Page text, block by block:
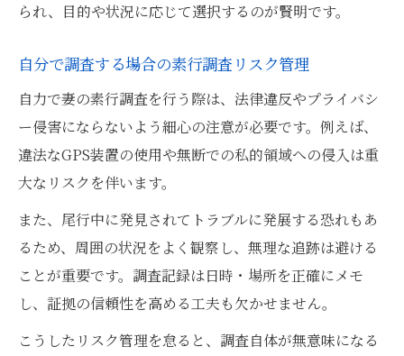
られ、目的や状況に応じて選択するのが賢明です。
自分で調査する場合の素行調査リスク管理
自力で妻の素行調査を行う際は、法律違反やプライバシ
ー侵害にならないよう細心の注意が必要です。例えば、
違法なGPS装置の使用や無断での私的領域への侵入は重
大なリスクを伴います。
また、尾行中に発見されてトラブルに発展する恐れもあ
るため、周囲の状況をよく観察し、無理な追跡は避ける
ことが重要です。調査記録は日時・場所を正確にメモ
し、証拠の信頼性を高める工夫も欠かせません。
こうしたリスク管理を怠ると、調査自体が無意味になる